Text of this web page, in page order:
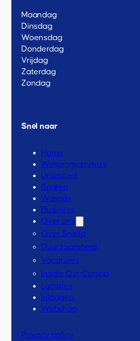
Maandag
Dinsdag
Woensdag
Donderdag
Vrijdag
Zaterdag
Zondag
Snel naar
Home
Wasprogramma’s
Unlimited
Sparen
Waspas
Business
Over ons
Over Snella
Duurzaamheid
Vacatures
Inside Out Carspa
Locaties
Inloggen
Webshop
Privacy policy